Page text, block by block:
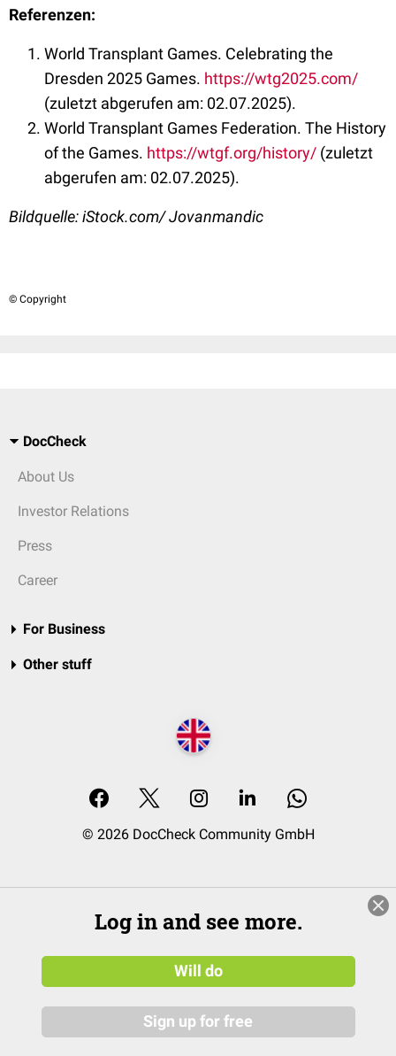
Referenzen:
World Transplant Games. Celebrating the
Dresden 2025 Games. https://wtg2025.com/
(zuletzt abgerufen am: 02.07.2025).
World Transplant Games Federation. The History
of the Games. https://wtgf.org/history/ (zuletzt
abgerufen am: 02.07.2025).
Bildquelle: iStock.com/ Jovanmandic
© Copyright
DocCheck
About Us
Investor Relations
Press
Career
For Business
Other stuff
© 2026 DocCheck Community GmbH
Log in and see more.
Will do
Sign up for free